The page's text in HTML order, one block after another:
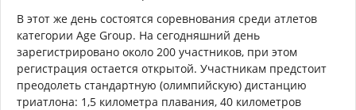
В этот же день состоятся соревнования среди атлетов
категории Age Group. На сегодняшний день
зарегистрировано около 200 участников, при этом
регистрация остается открытой. Участникам предстоит
преодолеть стандартную (олимпийскую) дистанцию
триатлона: 1,5 километра плавания, 40 километров